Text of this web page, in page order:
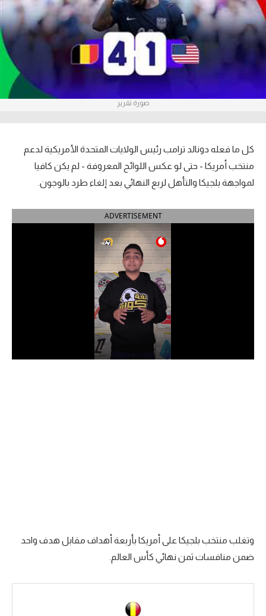
آراء حرة
ركن الألعاب
بطولات
أمريكا 2026
الدوري الإنجليزي الممتاز
الدوري الإسباني
الدوري الإيطالي
الدوري السعودي للمحترفين
دوري أبطال إفريقيا
صورة تقرير
كل ما فعله دونالد ترامب رئيس الولايات المتحدة الأمريكية لدعم
منتخب أمريكا - حتى لو عكس اللوائح المعروفة - لم يكن كافيا
لمواجهة بلجيكا والتأهل لربع النهائي بعد إلغاء طرد بالوجون.
ADVERTISEMENT
وتغلب منتخب بلجيكا على أمريكا بأربعة أهداف مقابل هدف واحد
ضمن منافسات ثمن نهائي كأس العالم.